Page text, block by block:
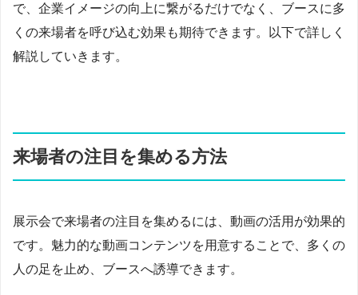
で、企業イメージの向上に繋がるだけでなく、ブースに多
くの来場者を呼び込む効果も期待できます。以下で詳しく
解説していきます。
来場者の注目を集める方法
展示会で来場者の注目を集めるには、動画の活用が効果的
です。魅力的な動画コンテンツを用意することで、多くの
人の足を止め、ブースへ誘導できます。